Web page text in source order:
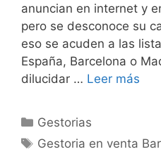
anuncian en internet y
pero se desconoce su
eso se acuden a las
España, Barcelona o
dilucidar … Leer más
Categorías
Gestorias
Etiquetas
Gestoria en venta